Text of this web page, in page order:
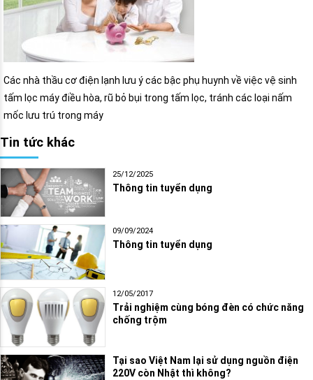
Các nhà thầu cơ điện lạnh lưu ý các bậc phụ huynh về việc vệ sinh
tấm lọc máy điều hòa, rũ bỏ bụi trong tấm lọc, tránh các loại nấm
mốc lưu trú trong máy
Tin tức khác
25/12/2025
Thông tin tuyển dụng
09/09/2024
Thông tin tuyển dụng
12/05/2017
Trải nghiệm cùng bóng đèn có chức năng
chống trộm
Tại sao Việt Nam lại sử dụng nguồn điện
220V còn Nhật thì không?